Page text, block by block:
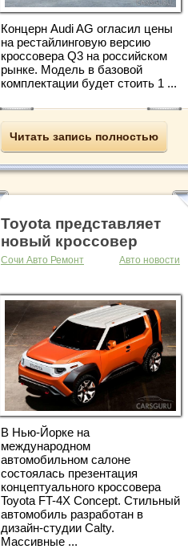
Концерн Audi AG огласил цены
на рестайлинговую версию
кроссовера Q3 на российском
рынке. Модель в базовой
комплектации будет стоить 1 ...
Читать запись полностью
Toyota представляет
новый кроссовер
Сочи Авто Ремонт Авто новости
В Нью-Йорке на
международном
автомобильном салоне
состоялась презентация
концептуального кроссовера
Toyota FT-4X Concept. Стильный
автомобиль разработан в
дизайн-студии Calty.
Массивные ...